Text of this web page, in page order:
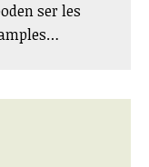
ser les